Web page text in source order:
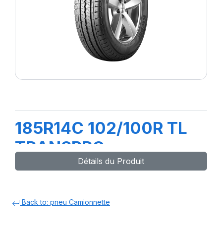
185R14C 102/100R TL
TRANSPRO
Détails du Produit
Back to: pneu Camionnette